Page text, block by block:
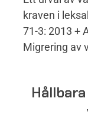
kraven i
71-3: 2013 +
Migrering av